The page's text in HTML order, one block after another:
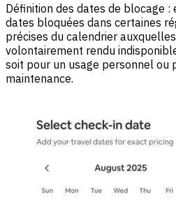
Définition des dates de blocage
dates bloquées dans certaines
précises du calendrier
volontairement rendu
soit pour un usage personnel ou
maintenance.